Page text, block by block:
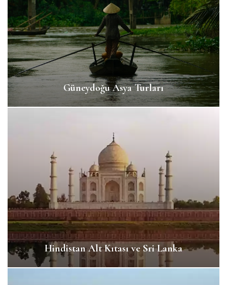
Güneydoğu Asya Turları
Hindistan Alt Kıtası ve Sri Lanka